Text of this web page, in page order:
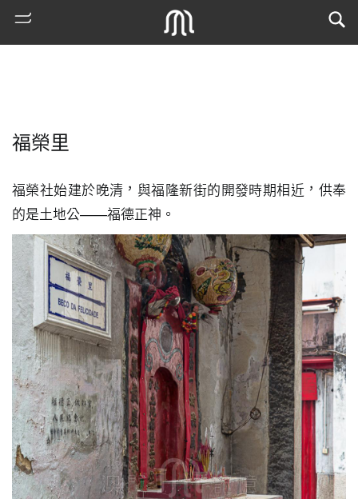
搜
索
古
地
圖
媽
閣
寺
廟
福榮里
福榮社始建於晚清，與福隆新街的開發時期相近，供奉
的是土地公——福德正神。